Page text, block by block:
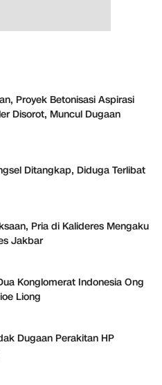
Proyek Betonisasi Aspirasi
Disorot, Muncul Dugaan
Ditangkap, Diduga Terlibat
Pria di Kalideres Mengaku
Jakbar
Konglomerat Indonesia Ong
Liong
Dugaan Perakitan HP